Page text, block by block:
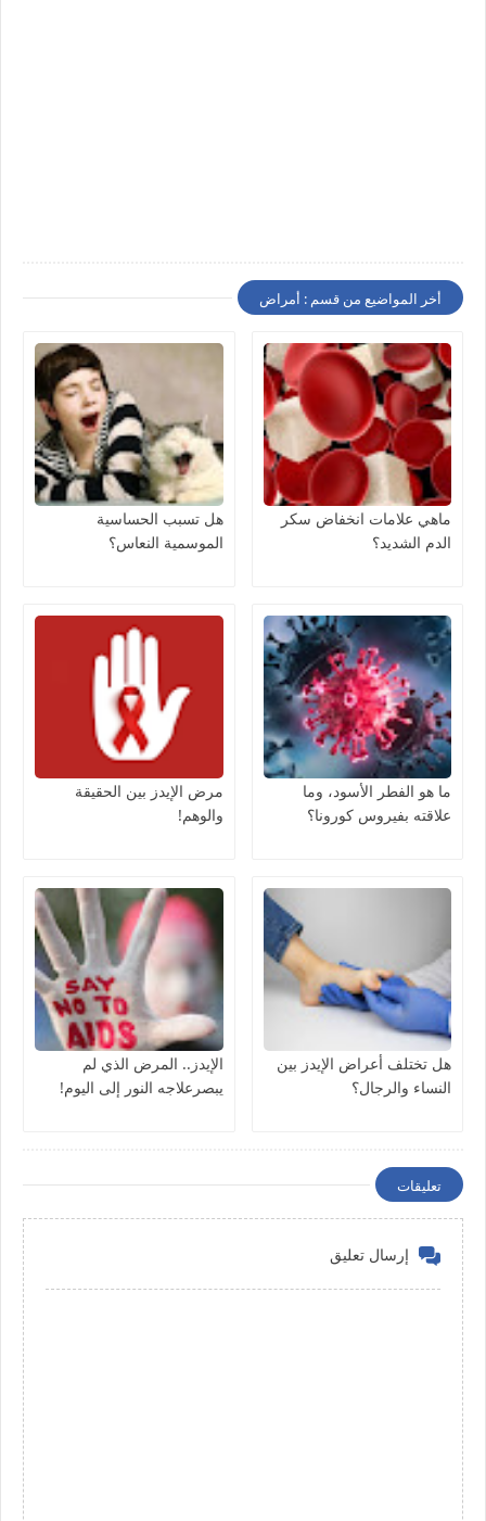
أخر المواضيع من قسم : أمراض
ماهي علامات انخفاض سكر
الدم الشديد؟
هل تسبب الحساسية
الموسمية النعاس؟
ما هو الفطر الأسود، وما
علاقته بفيروس كورونا؟
مرض الإيدز بين الحقيقة
والوهم!
هل تختلف أعراض الإيدز بين
النساء والرجال؟
الإيدز.. المرض الذي لم
يبصرعلاجه النور إلى اليوم!
تعليقات
إرسال تعليق